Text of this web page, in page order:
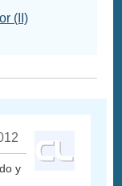
(II)
y